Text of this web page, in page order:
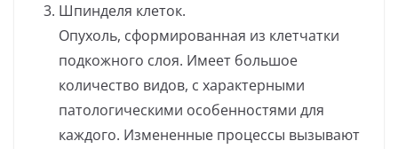
Шпинделя клеток.
Опухоль, сформированная из клетчатки
подкожного слоя. Имеет большое
количество видов, с характерными
патологическими особенностями для
каждого. Измененные процессы вызывают